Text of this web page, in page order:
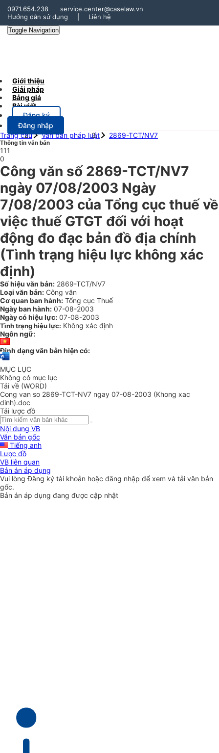
0971.654.238
service.center@caselaw.vn
Hướng dẫn sử dụng
Liên hệ
Toggle Navigation
Giới thiệu
Giải pháp
Bảng giá
Bài viết
Đăng ký
Đăng nhập
Trang chủ
Văn bản pháp luật 2869-TCT/NV7
Thông tin văn bản
111
0
Công văn số 2869-TCT/NV7
ngày 07/08/2003 Ngày
7/08/2003 của Tổng cục thuế về
việc thuế GTGT đối với hoạt
động đo đạc bản đồ địa chính
(Tình trạng hiệu lực không xác
định)
Số hiệu văn bản: 2869-TCT/NV7
Loại văn bản: Công văn
Cơ quan ban hành: Tổng cục Thuế
Ngày ban hành: 07-08-2003
Ngày có hiệu lực: 07-08-2003
Tình trạng hiệu lực: Không xác định
Ngôn ngữ:
Định dạng văn bản hiện có:
MỤC LỤC
Không có mục lục
Tải về (WORD)
Cong van so 2869-TCT-NV7 ngay 07-08-2003 (Khong xac
dinh).doc
Tải lược đồ
Nội dung VB
Văn bản gốc
Tiếng anh
Lược đồ
VB liên quan
Bản án áp dụng
Vui lòngĐăng ký tài khoản hoặc đăng nhập để xem và tải văn bản
gốc.
Bản án áp dụng đang được cập nhật